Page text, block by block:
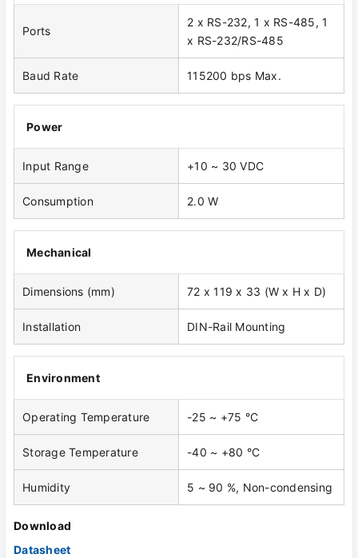
Ports
2 x RS-232, 1 x RS-485, 1
x RS-232/RS-485
Baud Rate 115200 bps Max.
Power
Input Range +10 ~ 30 VDC
Consumption 2.0 W
Mechanical
Dimensions (mm) 72 x 119 x 33 (W x H x D)
Installation DIN-Rail Mounting
Environment
Operating Temperature -25 ~ +75 °C
Storage Temperature -40 ~ +80 °C
Humidity 5 ~ 90 %, Non-condensing
Download
Datasheet